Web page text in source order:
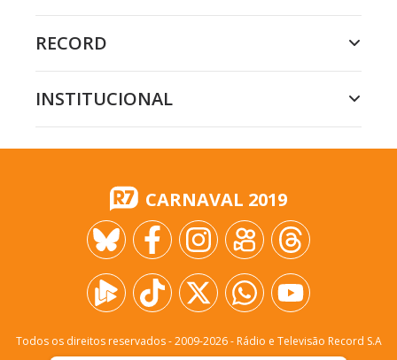
RECORD
INSTITUCIONAL
CARNAVAL 2019
Todos os direitos reservados - 2009-2026- Rádio e Televisão Record S.A